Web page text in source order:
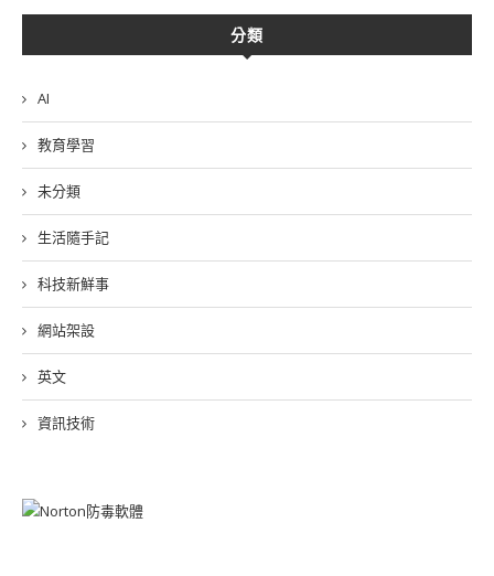
分類
AI
教育學習
未分類
生活隨手記
科技新鮮事
網站架設
英文
資訊技術